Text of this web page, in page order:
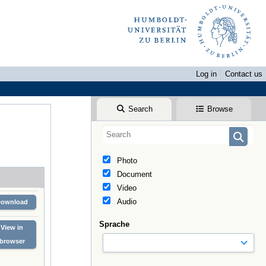
Log in
Contact us
Search Browse
Photo
Document
Video
Audio
Sprache
View in
browser